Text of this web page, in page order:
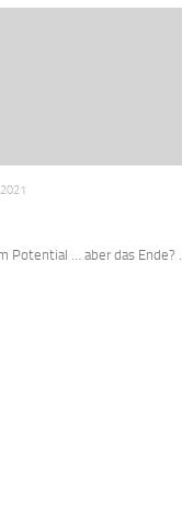
Potential … aber das Ende? …